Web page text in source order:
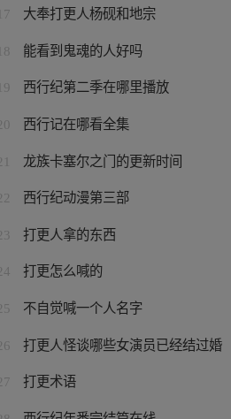
17 大奉打更人杨砚和地宗
18 能看到鬼魂的人好吗
19 西行纪第二季在哪里播放
20 西行记在哪看全集
21 龙族卡塞尔之门的更新时间
22 西行纪动漫第三部
23 打更人拿的东西
24 打更怎么喊的
25 不自觉喊一个人名字
26 打更人怪谈哪些女演员已经结过婚
27 打更术语